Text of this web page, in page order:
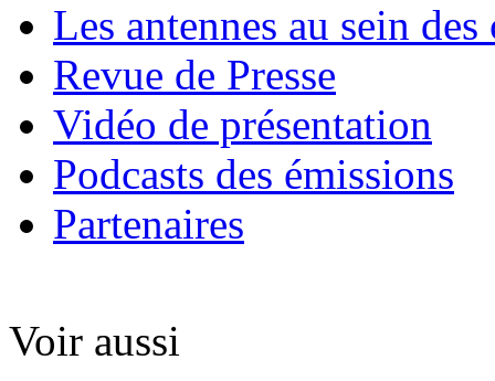
Les antennes au sein des
Revue de Presse
Vidéo de présentation
Podcasts des émissions
Partenaires
Voir aussi